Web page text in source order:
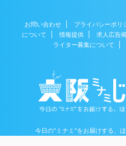
お問い合わせ プライバシーポリ
について
情報提供 求人広告
ライター募集について
今日の"ミナミ"をお届けする、